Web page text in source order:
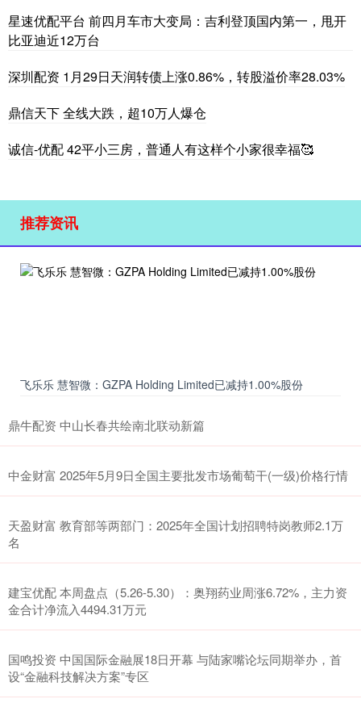
星速优配平台 前四月车市大变局：吉利登顶国内第一，甩开
比亚迪近12万台
深圳配资 1月29日天润转债上涨0.86%，转股溢价率28.03%
鼎信天下 全线大跌，超10万人爆仓
诚信-优配 42平小三房，普通人有这样个小家很幸福🥰
推荐资讯
飞乐乐 慧智微：GZPA Holding Limited已减持1.00%股份
鼎牛配资 中山长春共绘南北联动新篇
中金财富 2025年5月9日全国主要批发市场葡萄干(一级)价格行情
天盈财富 教育部等两部门：2025年全国计划招聘特岗教师2.1万
名
建宝优配 本周盘点（5.26-5.30）：奥翔药业周涨6.72%，主力资
金合计净流入4494.31万元
国鸣投资 中国国际金融展18日开幕 与陆家嘴论坛同期举办，首
设“金融科技解决方案”专区